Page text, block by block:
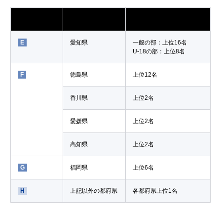
E 愛知県
一般の部：上位16名
U-18の部：上位8名
F 徳島県 上位12名
香川県 上位2名
愛媛県 上位2名
高知県 上位2名
G 福岡県 上位6名
H 上記以外の都府県 各都府県上位1名